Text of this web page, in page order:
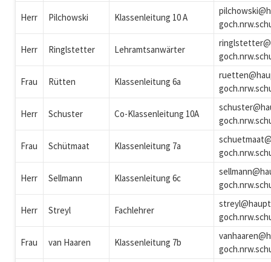
Herr Pilchowski Klassenleitung 10 A
Herr Ringlstetter Lehramtsanwärter
Frau Rütten Klassenleitung 6a
Herr Schuster Co-Klassenleitung 10A
Frau Schütmaat Klassenleitung 7a
Herr Sellmann Klassenleitung 6c
Herr Streyl Fachlehrer
Frau van Haaren Klassenleitung 7b